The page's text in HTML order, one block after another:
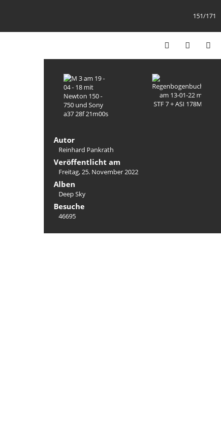
151/171
Autor
Reinhard Pankrath
Veröffentlicht am
Freitag, 25. November 2022
Alben
Deep Sky
Besuche
46695